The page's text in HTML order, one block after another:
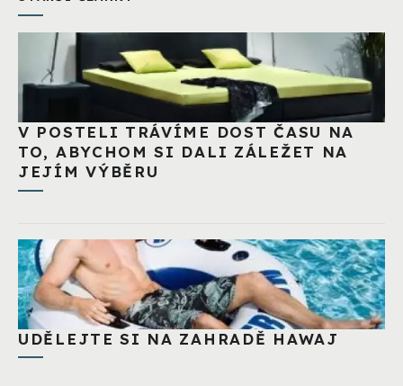
V POSTELI TRÁVÍME DOST ČASU NA
TO, ABYCHOM SI DALI ZÁLEŽET NA
JEJÍM VÝBĚRU
UDĚLEJTE SI NA ZAHRADĚ HAWAJ